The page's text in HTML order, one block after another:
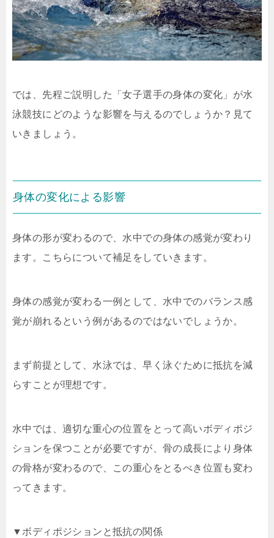
では、先程ご説明した「女子選手の身体の変化」が水
泳競技にどのような影響を与えるのでしょうか？見て
いきましょう。
身体の変化による影響
身体の形が変わるので、水中での身体の感覚が変わり
ます。
こちらについて補足をしていきます。
身体の感覚が変わる一例として、水中でのバランス感
覚が崩れるという例があるのではないでしょうか。
まず前提として、水泳では、早く泳ぐために抵抗を減
らすことが理想です。
水中では、適切な重心の位置をとって高いボディポジ
ションを保つことが必要ですが、骨の成長により身体
の骨格が変わるので、この重心をとるべき位置も変わ
ってきます。
▼ボディポジションと抵抗の関係